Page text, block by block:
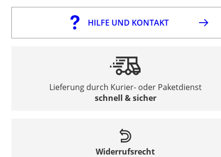
HILFE UND KONTAKT
Lieferung durch Kurier- oder Paketdienst
schnell & sicher
Widerrufsrecht